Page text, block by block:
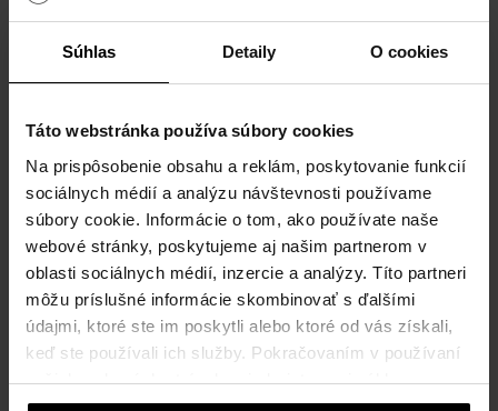
Súhlas Detaily O cookies
Táto webstránka používa súbory cookies
Na prispôsobenie obsahu a reklám, poskytovanie funkcií
sociálnych médií a analýzu návštevnosti používame
súbory cookie. Informácie o tom, ako používate naše
webové stránky, poskytujeme aj našim partnerom v
oblasti sociálnych médií, inzercie a analýzy. Títo partneri
môžu príslušné informácie skombinovať s ďalšími
údajmi, ktoré ste im poskytli alebo ktoré od vás získali,
keď ste používali ich služby. Pokračovaním v používaní
našich webových stránok vyjadrujete svoj súhlas s
cookies na webovej stránke.
Stormbox - vsakovací systém
Semmelrock Protect®